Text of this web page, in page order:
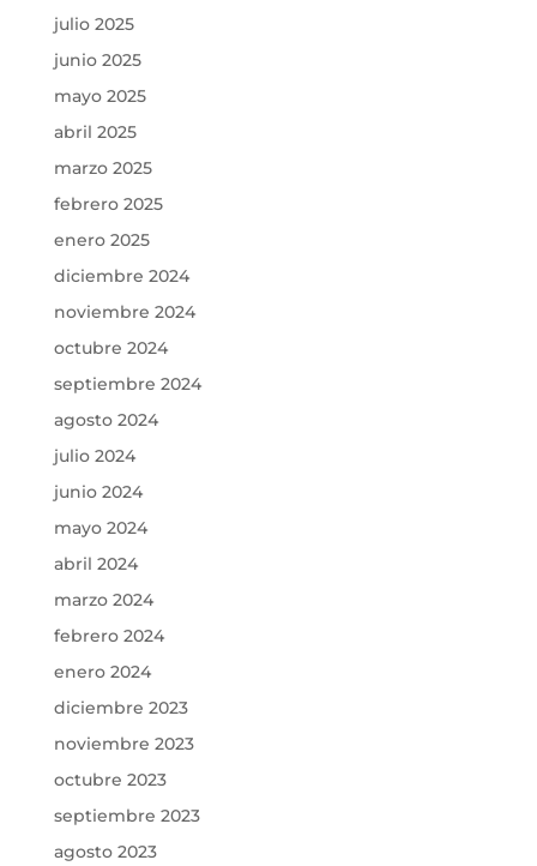
julio 2025
junio 2025
mayo 2025
abril 2025
marzo 2025
febrero 2025
enero 2025
diciembre 2024
noviembre 2024
octubre 2024
septiembre 2024
agosto 2024
julio 2024
junio 2024
mayo 2024
abril 2024
marzo 2024
febrero 2024
enero 2024
diciembre 2023
noviembre 2023
octubre 2023
septiembre 2023
agosto 2023